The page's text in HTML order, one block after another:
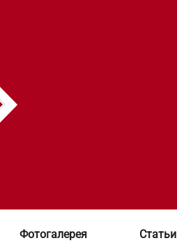
Фотогалерея Статьи